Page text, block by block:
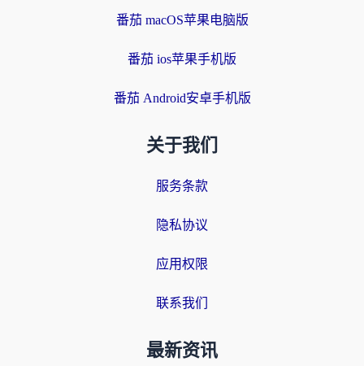
番茄 macOS苹果电脑版
番茄 ios苹果手机版
番茄 Android安卓手机版
关于我们
服务条款
隐私协议
应用权限
联系我们
最新资讯